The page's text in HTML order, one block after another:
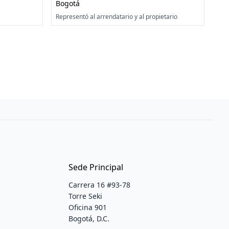
Bogotá
Representó al arrendatario y al propietario
Sede Principal
Carrera 16 #93-78
Torre Seki
Oficina 901
Bogotá, D.C.